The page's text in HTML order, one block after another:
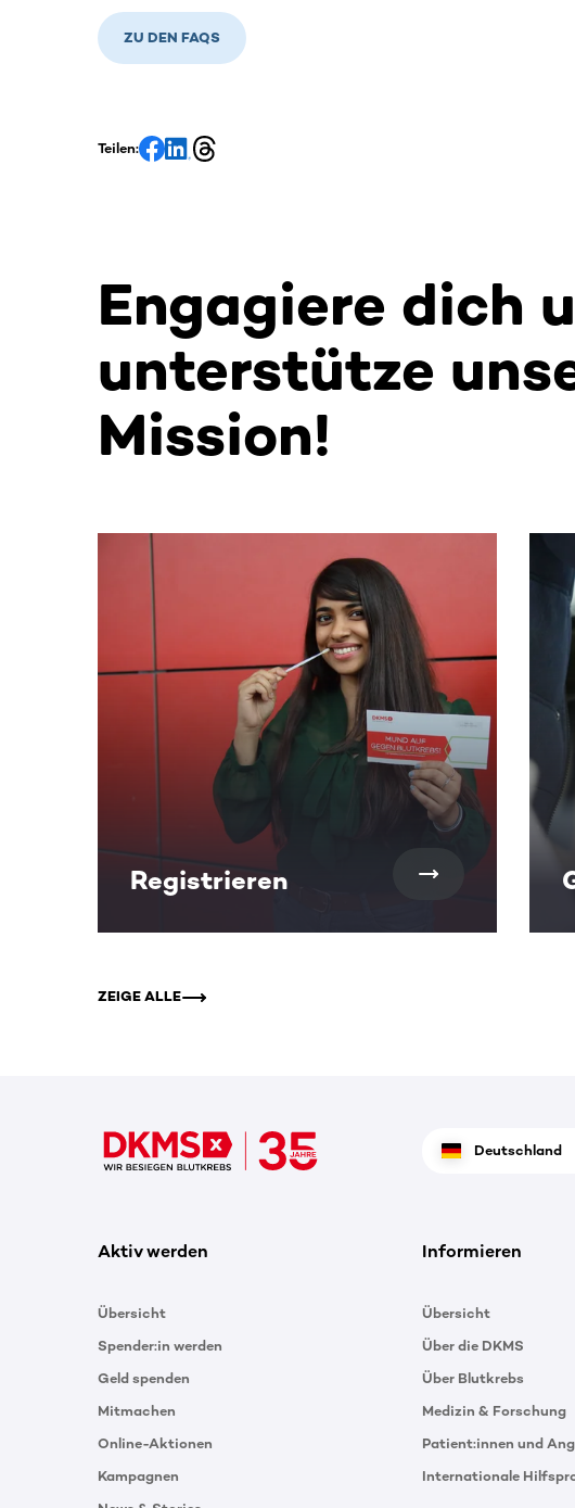
ZU DEN FAQS
Teilen:
Engagiere dich
unterstütze
Mission!
Dieser Bereich enthält horizontal scrollbare Inhalte.
Registrieren
ZEIGE ALLE
Deutschland
Aktiv werden
Übersicht
Spender:in werden
Geld spenden
Mitmachen
Online-Aktionen
Kampagnen
Informieren
Übersicht
Über die DKMS
Über Blutkrebs
Medizin & Forschung
Patient:innen und
Internationale